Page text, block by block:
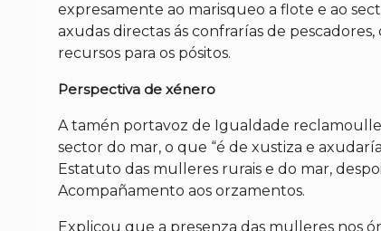
expresamente ao marisqueo a flote e ao
axudas directas ás confrarías de
recursos para os pósitos.
Perspectiva de xénero
A tamén portavoz de Igualdade
sector do mar, o que “é de xustiza e
Estatuto das mulleres rurais e do mar,
Acompañamento aos orzamentos.
Explicou que a presenza das mulleres nos